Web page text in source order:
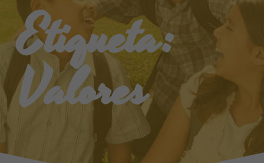
Etiqueta:
Valores